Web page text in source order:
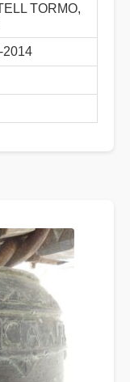
TORMO,
2014